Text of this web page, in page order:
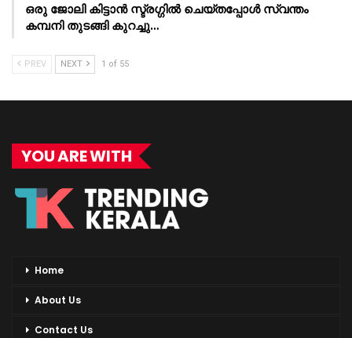
ഒരു ജോലി കിട്ടാൻ സ്ട്രഗ്ഗിൽ ചെയ്തപ്പോൾ സ്വന്തം
കമ്പനി തുടങ്ങി കുറച്ചു…
PREV NEXT 1 of 55
YOU ARE WITH
Home
About Us
Contact Us